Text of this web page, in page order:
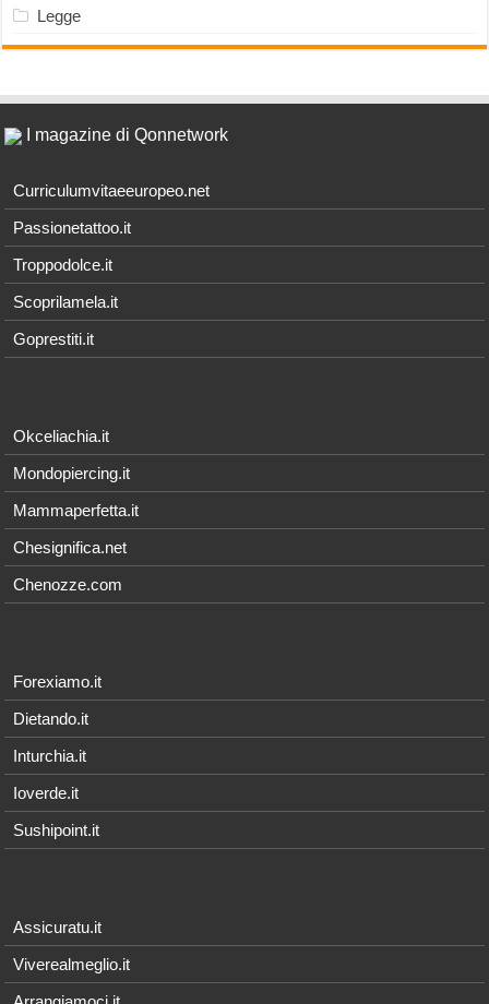
Legge
I magazine di Qonnetwork
Curriculumvitaeeuropeo.net
Passionetattoo.it
Troppodolce.it
Scoprilamela.it
Goprestiti.it
Okceliachia.it
Mondopiercing.it
Mammaperfetta.it
Chesignifica.net
Chenozze.com
Forexiamo.it
Dietando.it
Inturchia.it
Ioverde.it
Sushipoint.it
Assicuratu.it
Viverealmeglio.it